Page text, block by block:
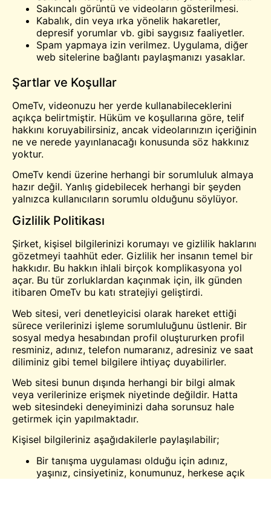
Sakıncalı görüntü ve videoların gösterilmesi.
Kabalık, din veya ırka yönelik hakaretler,
depresif yorumlar vb. gibi saygısız faaliyetler.
Spam yapmaya izin verilmez. Uygulama, diğer
web sitelerine bağlantı paylaşmanızı yasaklar.
Şartlar ve Koşullar
OmeTv, videonuzu her yerde kullanabileceklerini
açıkça belirtmiştir. Hüküm ve koşullarına göre, telif
hakkını koruyabilirsiniz, ancak videolarınızın içeriğinin
ne ve nerede yayınlanacağı konusunda söz hakkınız
yoktur.
OmeTv kendi üzerine herhangi bir sorumluluk almaya
hazır değil. Yanlış gidebilecek herhangi bir şeyden
yalnızca kullanıcıların sorumlu olduğunu söylüyor.
Gizlilik Politikası
Şirket, kişisel bilgilerinizi korumayı ve gizlilik haklarını
gözetmeyi taahhüt eder. Gizlilik her insanın temel bir
hakkıdır. Bu hakkın ihlali birçok komplikasyona yol
açar. Bu tür zorluklardan kaçınmak için, ilk günden
itibaren OmeTv bu katı stratejiyi geliştirdi.
Web sitesi, veri denetleyicisi olarak hareket ettiği
sürece verilerinizi işleme sorumluluğunu üstlenir. Bir
sosyal medya hesabından profil oluştururken profil
resminiz, adınız, telefon numaranız, adresiniz ve saat
diliminiz gibi temel bilgilere ihtiyaç duyabilirler.
Web sitesi bunun dışında herhangi bir bilgi almak
veya verilerinize erişmek niyetinde değildir. Hatta
web sitesindeki deneyiminizi daha sorunsuz hale
getirmek için yapılmaktadır.
Kişisel bilgileriniz aşağıdakilerle paylaşılabilir;
Bir tanışma uygulaması olduğu için adınız,
yaşınız, cinsiyetiniz, konumunuz, herkese açık